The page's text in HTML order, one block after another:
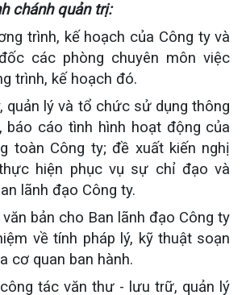
chánh quản trị:
trình, kế hoạch của Công ty và
các phòng chuyên môn việc
trình, kế hoạch đó.
quản lý và tổ chức sử dụng thông
báo cáo tình hình hoạt động của
toàn Công ty; đề xuất kiến nghị
hiện phục vụ sự chỉ đạo và
lãnh đạo Công ty.
bản cho Ban lãnh đạo Công ty
về tính pháp lý, kỹ thuật soạn
cơ quan ban hành.
tác văn thư - lưu trữ, quản lý